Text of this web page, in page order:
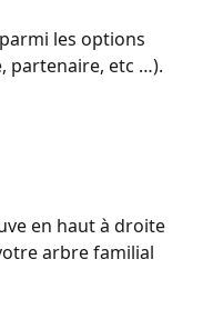
les options
partenaire, etc …).
en haut à droite
arbre familial